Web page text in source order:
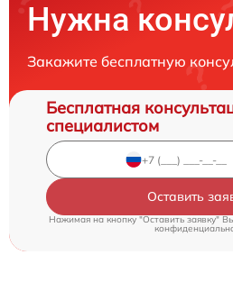
Нужна
Закажите бесплатную
Бесплатная
специалистом
Оставить
Нажимая на кнопку "Оставить заявку"